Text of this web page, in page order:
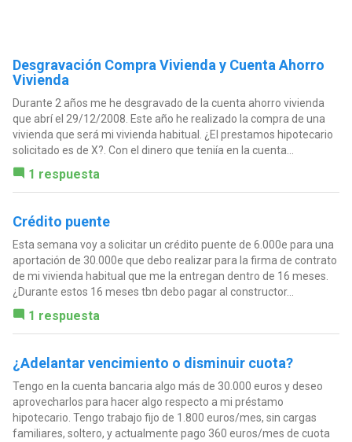
Desgravación Compra Vivienda y Cuenta Ahorro
Vivienda
Durante 2 años me he desgravado de la cuenta ahorro vivienda
que abrí el 29/12/2008. Este año he realizado la compra de una
vivienda que será mi vivienda habitual. ¿El prestamos hipotecario
solicitado es de X?. Con el dinero que teniía en la cuenta...
1 respuesta
Crédito puente
Esta semana voy a solicitar un crédito puente de 6.000e para una
aportación de 30.000e que debo realizar para la firma de contrato
de mi vivienda habitual que me la entregan dentro de 16 meses.
¿Durante estos 16 meses tbn debo pagar al constructor...
1 respuesta
¿Adelantar vencimiento o disminuir cuota?
Tengo en la cuenta bancaria algo más de 30.000 euros y deseo
aprovecharlos para hacer algo respecto a mi préstamo
hipotecario. Tengo trabajo fijo de 1.800 euros/mes, sin cargas
familiares, soltero, y actualmente pago 360 euros/mes de cuota